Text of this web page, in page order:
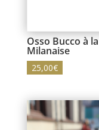
Osso Bucco à la
Milanaise
25,00€